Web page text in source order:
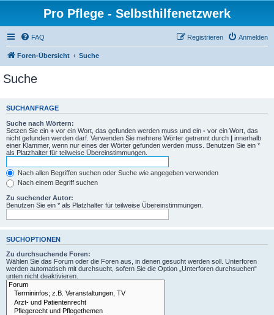
Pro Pflege - Selbsthilfenetzwerk
FAQ Anmelden
Registrieren
Foren-Übersicht Suche
Suche
SUCHANFRAGE
Suche nach Wörtern:
Setzen Sie ein + vor ein Wort, das gefunden werden muss und ein - vor ein Wort, das
nicht gefunden werden darf. Verwenden Sie mehrere Wörter getrennt durch | innerhalb
einer Klammer, wenn nur eines der Wörter gefunden werden muss. Benutzen Sie ein *
als Platzhalter für teilweise Übereinstimmungen.
Nach allen Begriffen suchen oder Suche wie angegeben verwenden
Nach einem Begriff suchen
Zu suchender Autor:
Benutzen Sie ein * als Platzhalter für teilweise Übereinstimmungen.
SUCHOPTIONEN
Zu durchsuchende Foren:
Wählen Sie das Forum oder die Foren aus, in denen gesucht werden soll. Unterforen
werden automatisch mit durchsucht, sofern Sie die Option „Unterforen durchsuchen“
unten nicht deaktivieren.